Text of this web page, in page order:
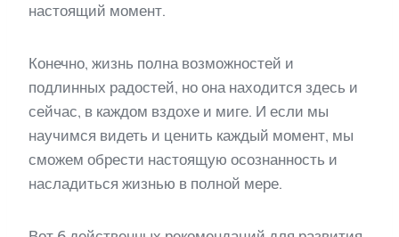
настоящий момент.
Конечно, жизнь полна возможностей и
подлинных радостей, но она находится здесь и
сейчас, в каждом вздохе и миге. И если мы
научимся видеть и ценить каждый момент, мы
сможем обрести настоящую осознанность и
насладиться жизнью в полной мере.